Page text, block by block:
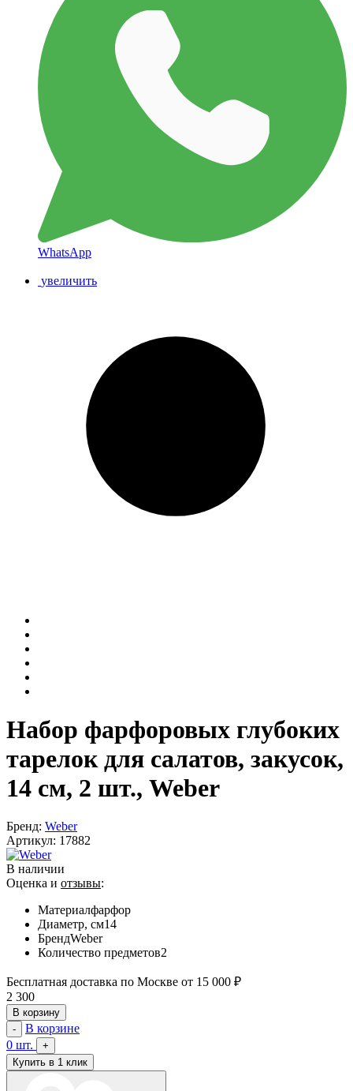
WhatsApp
увеличить
Набор фарфоровых глубоких
тарелок для салатов, закусок,
14 см, 2 шт., Weber
Бренд: Weber
Артикул: 17882
В наличии
Оценка и отзывы:
Материалфарфор
Диаметр, см14
БрендWeber
Количество предметов2
Бесплатная доставка по Москве от 15 000 ₽
2 300
В корзину
-
В корзине
0 шт.
+
Купить в 1 клик